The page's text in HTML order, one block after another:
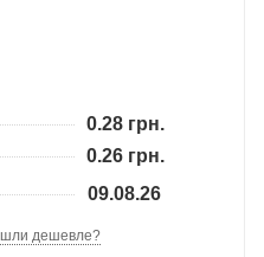
0.28 грн.
0.26 грн.
09.08.26
дешевле?